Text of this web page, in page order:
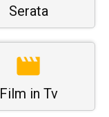
Serata
Film in Tv